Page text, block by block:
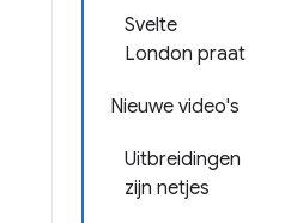
Svelte
London praat
Nieuwe video's
Uitbreidingen
zijn netjes